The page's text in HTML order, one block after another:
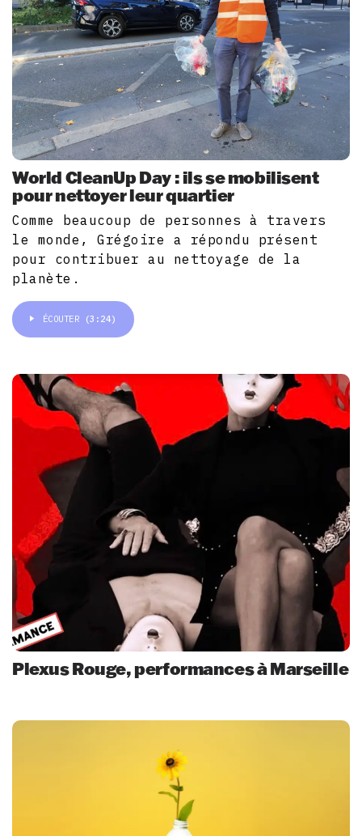
World CleanUp Day : ils se mobilisent
pour nettoyer leur quartier
Comme beaucoup de personnes à travers
le monde, Grégoire a répondu présent
pour contribuer au nettoyage de la
planète.
ÉCOUTER (3:24)
Plexus Rouge, performances à Marseille